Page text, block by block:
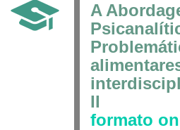
A
II
formato